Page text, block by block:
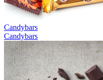
Candybars
Candybars